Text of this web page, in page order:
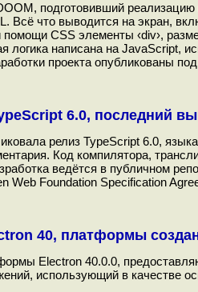
подготовивший
Всё что выводится на экран,
помощи CSS элементы ‹div›,
логика написана на JavaScript,
проекта опубликованы
6.0, последний
релиз TypeScript 6.0,
Код компилятора,
ведётся в публичном
Web Foundation Specification
40, платформы
Electron 40.0.0,
использующий в качестве